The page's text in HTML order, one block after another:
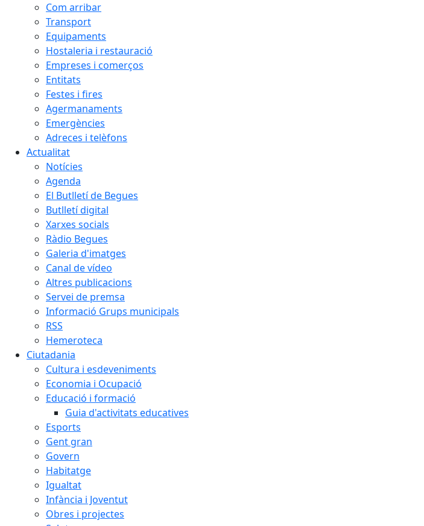
Com arribar
Transport
Equipaments
Hostaleria i restauració
Empreses i comerços
Entitats
Festes i fires
Agermanaments
Emergències
Adreces i telèfons
Actualitat
Notícies
Agenda
El Butlletí de Begues
Butlletí digital
Xarxes socials
Ràdio Begues
Galeria d'imatges
Canal de vídeo
Altres publicacions
Servei de premsa
Informació Grups municipals
RSS
Hemeroteca
Ciutadania
Cultura i esdeveniments
Economia i Ocupació
Educació i formació
Guia d'activitats educatives
Esports
Gent gran
Govern
Habitatge
Igualtat
Infància i Joventut
Obres i projectes